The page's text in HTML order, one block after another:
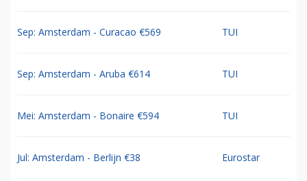
Sep: Amsterdam - Curacao €569 TUI
Sep: Amsterdam - Aruba €614 TUI
Mei: Amsterdam - Bonaire €594 TUI
Jul: Amsterdam - Berlijn €38 Eurostar